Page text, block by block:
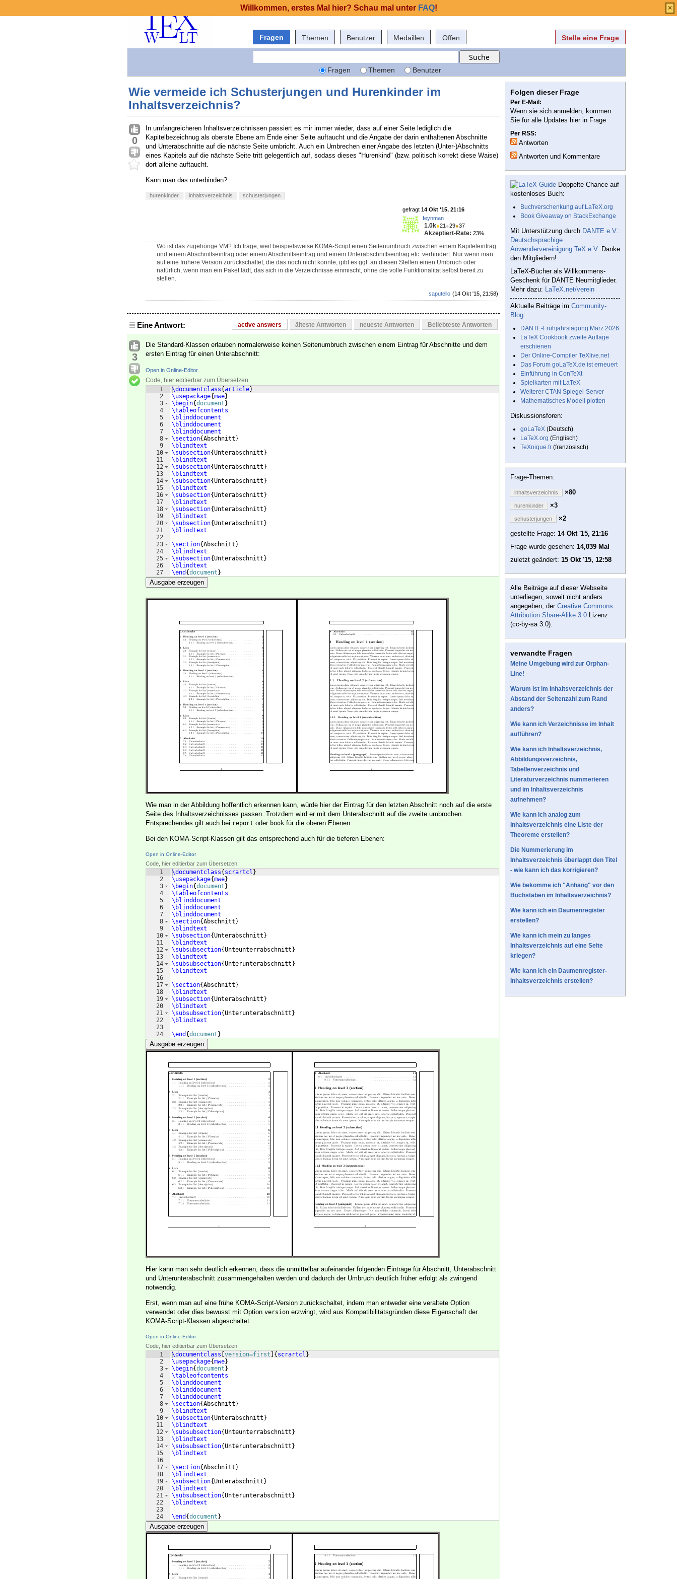
Fragen Themen Benutzer Medaillen Offen Stelle eine Frage
Fragen Themen Benutzer
Wie vermeide ich Schusterjungen und Hurenkinder im
Inhaltsverzeichnis?
0
In umfangreicheren Inhaltsverzeichnissen passiert es mir immer wieder, dass auf einer Seite lediglich die
Kapitelbezeichnug als oberste Ebene am Ende einer Seite auftaucht und die Angabe der darin enthaltenen Abschnitte
und Unterabschnitte auf die nächste Seite umbricht. Auch ein Umbrechen einer Angabe des letzten (Unter-)Abschnitts
eines Kapitels auf die nächste Seite tritt gelegentlich auf, sodass dieses "Hurenkind" (bzw. politisch korrekt diese Waise)
dort alleine auftaucht.
Kann man das unterbinden?
hurenkinder inhaltsverzeichnis schusterjungen
gefragt 14 Okt '15, 21:16
feynman
1.0k●21 ●29●37
Akzeptiert-Rate: 23%
Wo ist das zugehörige VM? Ich frage, weil beispielsweise KOMA-Script einen Seitenumbruch zwischen einem Kapiteleintrag
und einem Abschnittseintrag oder einem Abschnittseintrag und einem Unterabschnittseintrag etc. verhindert. Nur wenn man
auf eine frühere Version zurückschaltet, die das noch nicht konnte, gibt es ggf. an diesen Stellen einen Umbruch oder
natürlich, wenn man ein Paket lädt, das sich in die Verzeichnisse einmischt, ohne die volle Funktionalität selbst bereit zu
stellen.
(14 Okt '15, 21:58)
saputello
Eine Antwort: active answers älteste Antworten neueste Antworten Beliebteste Antworten
3
Die Standard-Klassen erlauben normalerweise keinen Seitenumbruch zwischen einem Eintrag für Abschnitte und dem
ersten Eintrag für einen Unterabschnitt:
Open in Online-Editor
Code, hier editierbar zum Übersetzen:
1
2
3
4
5
6
7
8
9
10
11
12
13
14
15
16
17
18
19
20
21
22
23
24
25
26
27
\documentclass{article}
\usepackage{mwe}
\begin{document }
\tableofcontents
\blinddocument
\blinddocument
\blinddocument
\section{Abschnitt }
\blindtext
\subsection{Unterabschnitt }
\blindtext
\subsection{Unterabschnitt }
\blindtext
\subsection{Unterabschnitt }
\blindtext
\subsection{Unterabschnitt }
\blindtext
\subsection{Unterabschnitt }
\blindtext
\subsection{Unterabschnitt }
\blindtext
\section{Abschnitt }
\blindtext
\subsection{Unterabschnitt }
\blindtext
\end {document }
Ausgabe erzeugen
Wie man in der Abbildung hoffentlich erkennen kann, würde hier der Eintrag für den letzten Abschnitt noch auf die erste
Seite des Inhaltsverzeichnisses passen. Trotzdem wird er mit dem Unterabschnitt auf die zweite umbrochen.
Entsprechendes gilt auch bei report oder book für die oberen Ebenen.
Bei den KOMA-Script-Klassen gilt das entsprechend auch für die tieferen Ebenen:
Open in Online-Editor
Code, hier editierbar zum Übersetzen:
1
2
3
4
5
6
7
8
9
10
11
12
13
14
15
16
17
18
19
20
21
22
23
24
\documentclass{ scrartcl }
\usepackage{mwe}
\begin{document }
\tableofcontents
\blinddocument
\blinddocument
\blinddocument
\section{Abschnitt }
\blindtext
\subsection{Unterabschnitt }
\blindtext
\subsubsection{Unteunterrabschnitt }
\blindtext
\subsubsection{Unterunterabschnitt }
\blindtext
\section{Abschnitt }
\blindtext
\subsection{Unterabschnitt }
\blindtext
\subsubsection{Unterunterabschnitt }
\blindtext
\end {document }
Ausgabe erzeugen
Hier kann man sehr deutlich erkennen, dass die unmittelbar aufeinander folgenden Einträge für Abschnitt, Unterabschnitt
und Unterunterabschnitt zusammengehalten werden und dadurch der Umbruch deutlich früher erfolgt als zwingend
notwendig.
Erst, wenn man auf eine frühe KOMA-Script-Version zurückschaltet, indem man entweder eine veraltete Option
verwendet oder dies bewusst mit Option version erzwingt, wird aus Kompatibilitätsgründen diese Eigenschaft der
KOMA-Script-Klassen abgeschaltet:
Open in Online-Editor
Code, hier editierbar zum Übersetzen:
1
2
3
4
5
6
7
8
9
10
11
12
13
14
15
16
17
18
19
20
21
22
23
24
\documentclass version=first { scrartcl }
\usepackage{mwe}
\begin{document }
\tableofcontents
\blinddocument
\blinddocument
\blinddocument
\section{Abschnitt }
\blindtext
\subsection{Unterabschnitt }
\blindtext
\subsubsection{Unteunterrabschnitt }
\blindtext
\subsubsection{Unterunterabschnitt }
\blindtext
\section{Abschnitt }
\blindtext
\subsection{Unterabschnitt }
\blindtext
\subsubsection{Unterunterabschnitt }
\blindtext
\end {document }
Ausgabe erzeugen
Folgen dieser Frage
Per E-Mail:
Wenn sie sich anmelden, kommen
Sie für alle Updates hier in Frage
Per RSS:
Antworten
Antworten und Kommentare
Doppelte Chance auf
kostenloses Buch:
Buchverschenkung auf LaTeX.org
Book Giveaway on StackExchange
Mit Unterstützung durch DANTE e.V.:
Deutschsprachige
Anwendervereinigung TeX e.V. Danke
den Mitgliedern!
LaTeX-Bücher als Willkommens-
Geschenk für DANTE Neumitglieder.
Mehr dazu: LaTeX.net/verein
Aktuelle Beiträge im Community-
Blog:
DANTE-Frühjahrstagung März 2026
LaTeX Cookbook zweite Auflage
erschienen
Der Online-Compiler TeXlive.net
Das Forum goLaTeX.de ist erneuert
Einführung in ConTeXt
Spielkarten mit LaTeX
Weiterer CTAN Spiegel-Server
Mathematisches Modell plotten
Diskussionsforen:
goLaTeX (Deutsch)
LaTeX.org (Englisch)
TeXnique.fr (französisch)
Frage-Themen:
inhaltsverzeichnis ×80
hurenkinder ×3
schusterjungen
×2
gestellte Frage: 14 Okt '15, 21:16
Frage wurde gesehen: 14,039 Mal
zuletzt geändert: 15 Okt '15, 12:58
Alle Beiträge auf dieser Webseite
unterliegen, soweit nicht anders
angegeben, der Creative Commons
Attribution Share-Alike 3.0 Lizenz
(cc-by-sa 3.0).
verwandte Fragen
Meine Umgebung wird zur Orphan-
Line!
Warum ist im Inhaltsverzeichnis der
Abstand der Seitenzahl zum Rand
anders?
Wie kann ich Verzeichnisse im Inhalt
aufführen?
Wie kann ich Inhaltsverzeichnis,
Abbildungsverzeichnis,
Tabellenverzeichnis und
Literaturverzeichnis nummerieren
und im Inhaltsverzeichnis
aufnehmen?
Wie kann ich analog zum
Inhaltsverzeichnis eine Liste der
Theoreme erstellen?
Die Nummerierung im
Inhaltsverzeichnis überlappt den Titel
- wie kann ich das korrigieren?
Wie bekomme ich "Anhang" vor den
Buchstaben im Inhaltsverzeichnis?
Wie kann ich ein Daumenregister
erstellen?
Wie kann ich mein zu langes
Inhaltsverzeichnis auf eine Seite
kriegen?
Wie kann ich ein Daumenregister-
Inhaltsverzeichnis erstellen?
Willkommen, erstes Mal hier? Schau mal unter FAQ! ×